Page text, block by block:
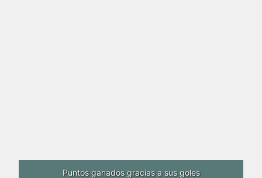
Puntos ganados gracias a sus goles